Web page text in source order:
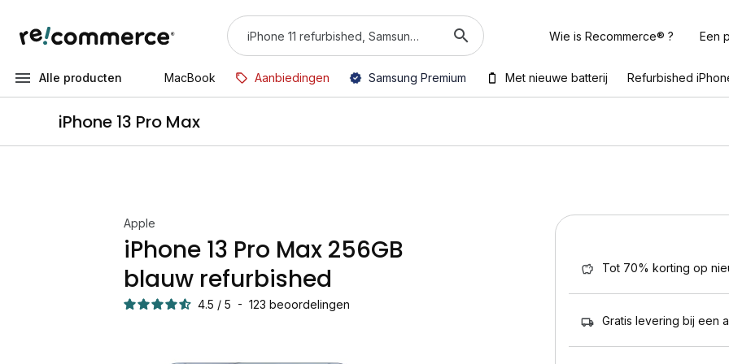
Wie is Recommerce® ? Een
Alle producten MacBook Aanbiedingen Samsung Premium Met nieuwe batterij Refurbished
iPhone 13 Pro Max
Apple
iPhone 13 Pro Max 256GB
blauw refurbished
4.5 / 5 - 123 beoordelingen
Tot 70% korting op
Gratis levering bij een